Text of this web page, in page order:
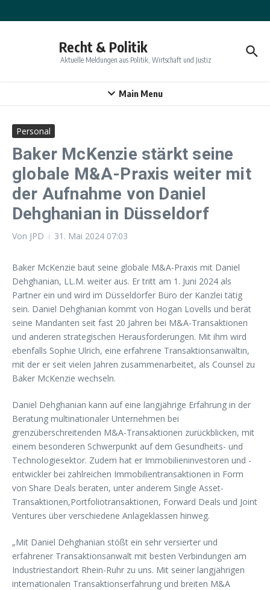
Recht & Politik
Aktuelle Meldungen aus Politik, Wirtschaft und Justiz
Main Menu
Personal
Baker McKenzie stärkt seine
globale M&A-Praxis weiter mit
der Aufnahme von Daniel
Dehghanian in Düsseldorf
Von JPD 31. Mai 2024 07:03
Baker McKenzie baut seine globale M&A-Praxis mit Daniel
Dehghanian, LL.M. weiter aus. Er tritt am 1. Juni 2024 als
Partner ein und wird im Düsseldorfer Büro der Kanzlei tätig
sein. Daniel Dehghanian kommt von Hogan Lovells und berät
seine Mandanten seit fast 20 Jahren bei M&A-Transaktionen
und anderen strategischen Herausforderungen. Mit ihm wird
ebenfalls Sophie Ulrich, eine erfahrene Transaktionsanwältin,
mit der er seit vielen Jahren zusammenarbeitet, als Counsel zu
Baker McKenzie wechseln.
Daniel Dehghanian kann auf eine langjährige Erfahrung in der
Beratung multinationaler Unternehmen bei
grenzüberschreitenden M&A-Transaktionen zurückblicken, mit
einem besonderen Schwerpunkt auf dem Gesundheits- und
Technologiesektor. Zudem hat er Immobilieninvestoren und -
entwickler bei zahlreichen Immobilientransaktionen in Form
von Share Deals beraten, unter anderem Single Asset-
Transaktionen,Portfoliotransaktionen, Forward Deals und Joint
Ventures über verschiedene Anlageklassen hinweg.
„Mit Daniel Dehghanian stößt ein sehr versierter und
erfahrener Transaktionsanwalt mit besten Verbindungen am
Industriestandort Rhein-Ruhr zu uns. Mit seiner langjährigen
internationalen Transaktionserfahrung und breiten M&A